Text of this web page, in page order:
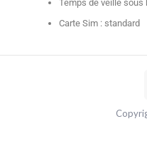
Temps de veille sous
Carte Sim : standard